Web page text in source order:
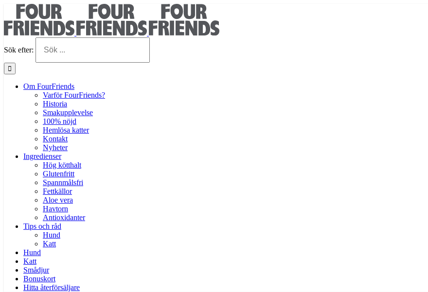
Sök efter:
Om FourFriends
Varför FourFriends?
Historia
Smakupplevelse
100% nöjd
Hemlösa katter
Kontakt
Nyheter
Ingredienser
Hög kötthalt
Glutenfritt
Spannmålsfri
Fettkällor
Aloe vera
Havtorn
Antioxidanter
Tips och råd
Hund
Katt
Hund
Katt
Smådjur
Bonuskort
Hitta återförsäljare